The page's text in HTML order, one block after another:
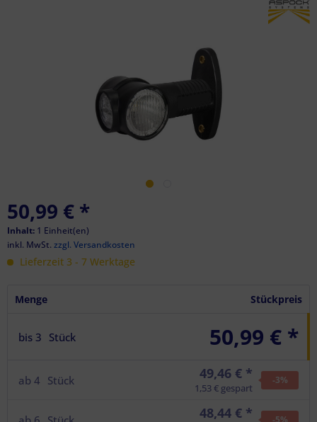
50,99 € *
Inhalt: 1 Einheit(en)
inkl. MwSt. zzgl. Versandkosten
Lieferzeit 3 - 7 Werktage
Menge Stückpreis
bis 3 Stück 50,99 € *
ab 4 Stück 49,46 € *
1,53 € gespart
-3%
48,44 € * -5%